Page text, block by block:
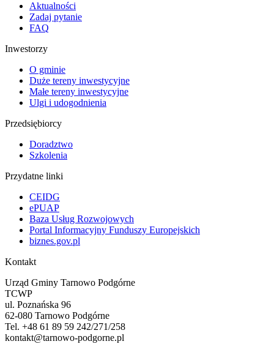
Aktualności
Zadaj pytanie
FAQ
Inwestorzy
O gminie
Duże tereny inwestycyjne
Małe tereny inwestycyjne
Ulgi i udogodnienia
Przedsiębiorcy
Doradztwo
Szkolenia
Przydatne linki
CEIDG
ePUAP
Baza Usług Rozwojowych
Portal Informacyjny Funduszy Europejskich
biznes.gov.pl
Kontakt
Urząd Gminy Tarnowo Podgórne
TCWP
ul. Poznańska 96
62-080 Tarnowo Podgórne
Tel. +48 61 89 59 242/271/258
kontakt@tarnowo-podgorne.pl